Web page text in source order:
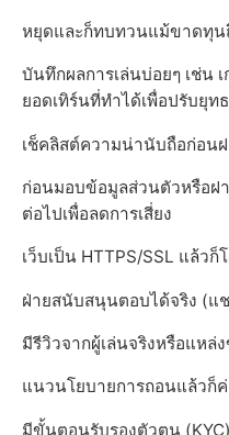
หยุดและก็ทบทวนแม้ขาดทุน
บันทึกผลการเล่นบ่อยๆ เช่น
ยอดเทิร์นที่ทำได้เพื่อปรับยุ
เช็คลิสต์ความน่านับถือก่อนฝ
ก่อนมอบข้อมูลส่วนตัวหรือฝ
ต่อไปเพื่อลดการเสี่ยง
เว็บเป็น HTTPS/SSL แล้วก็
ฝ่ายสนับสนุนตอบได้จริง (แ
มีรีวิวจากผู้เล่นจริงหรือแหล่
แนวนโยบายการถอนแล้วก็
มีขั้นตอนรับรองตัวตน